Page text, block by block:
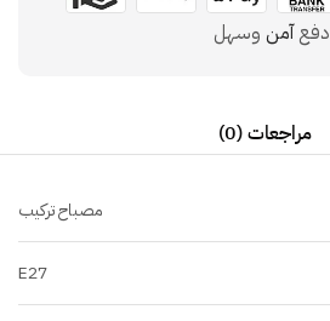
دفعآمن وسهل
مراجعات (0)
مصباح تركيب
E27